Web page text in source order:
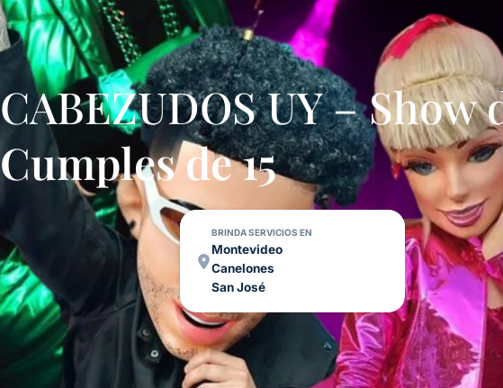
CABEZUDOS UY – Show
Cumples de 15
BRINDA SERVICIOS EN
Montevideo
Canelones
San José